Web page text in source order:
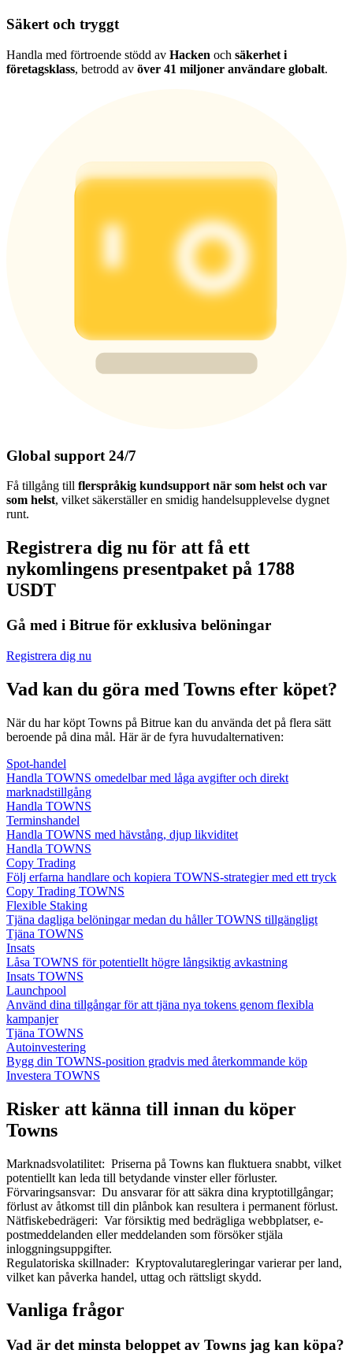
Säkert och tryggt
Handla med förtroende stödd av Hacken och säkerhet i
företagsklass, betrodd av över 41 miljoner användare globalt.
Global support 24/7
Få tillgång till flerspråkig kundsupport när som helst och var
som helst, vilket säkerställer en smidig handelsupplevelse dygnet
runt.
Registrera dig nu för att få ett
nykomlingens presentpaket på 1788
USDT
Gå med i Bitrue för exklusiva belöningar
Registrera dig nu
Vad kan du göra med Towns efter köpet?
När du har köpt Towns på Bitrue kan du använda det på flera sätt
beroende på dina mål. Här är de fyra huvudalternativen:
Spot-handel
Handla TOWNS omedelbar med låga avgifter och direkt
marknadstillgång
Handla TOWNS
Terminshandel
Handla TOWNS med hävstång, djup likviditet
Handla TOWNS
Copy Trading
Följ erfarna handlare och kopiera TOWNS-strategier med ett tryck
Copy Trading TOWNS
Flexible Staking
Tjäna dagliga belöningar medan du håller TOWNS tillgängligt
Tjäna TOWNS
Insats
Låsa TOWNS för potentiellt högre långsiktig avkastning
Insats TOWNS
Launchpool
Använd dina tillgångar för att tjäna nya tokens genom flexibla
kampanjer
Tjäna TOWNS
Autoinvestering
Bygg din TOWNS-position gradvis med återkommande köp
Investera TOWNS
Risker att känna till innan du köper
Towns
Marknadsvolatilitet: Priserna på Towns kan fluktuera snabbt, vilket
potentiellt kan leda till betydande vinster eller förluster.
Förvaringsansvar: Du ansvarar för att säkra dina kryptotillgångar;
förlust av åtkomst till din plånbok kan resultera i permanent förlust.
Nätfiskebedrägeri: Var försiktig med bedrägliga webbplatser, e-
postmeddelanden eller meddelanden som försöker stjäla
inloggningsuppgifter.
Regulatoriska skillnader: Kryptovalutaregleringar varierar per land,
vilket kan påverka handel, uttag och rättsligt skydd.
Vanliga frågor
Vad är det minsta beloppet av Towns jag kan köpa?